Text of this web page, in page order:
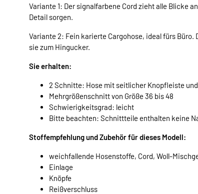
Variante 1: Der signalfarbene Cord zieht alle Blicke
Detail sorgen.
Variante 2: Fein karierte Cargohose, ideal fürs
sie zum Hingucker.
Sie erhalten:
2 Schnitte: Hose mit seitlicher Knopfleiste
Mehrgrößenschnitt von Größe 36 bis 48
Schwierigkeitsgrad: leicht
Bitte beachten: Schnittteile enthalten keine
Stoffempfehlung und Zubehör für dieses Modell:
weichfallende Hosenstoffe, Cord, Woll-
Einlage
Knöpfe
Reißverschluss